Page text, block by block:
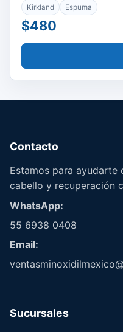
Kirkland Espuma
$480
Contacto
Estamos para
cabello y recuperación
WhatsApp:
55 6938 0408
Email:
Sucursales